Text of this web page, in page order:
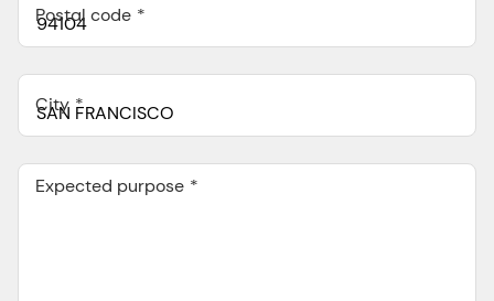
Postal code
City
Expected purpose